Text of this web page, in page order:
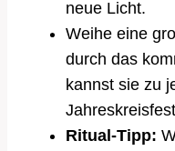
neue Licht.
Weihe eine
durch das
kannst sie zu
Ritual-Tipp: